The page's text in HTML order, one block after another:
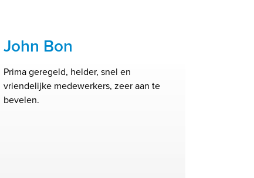
John Bon
Prima geregeld, helder, snel en
vriendelijke medewerkers, zeer aan te
bevelen.